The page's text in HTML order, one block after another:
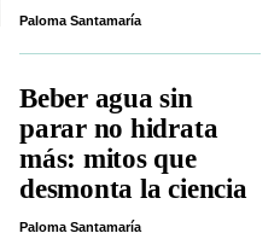
Paloma Santamaría
Beber agua sin
parar no hidrata
más: mitos que
desmonta la ciencia
Paloma Santamaría